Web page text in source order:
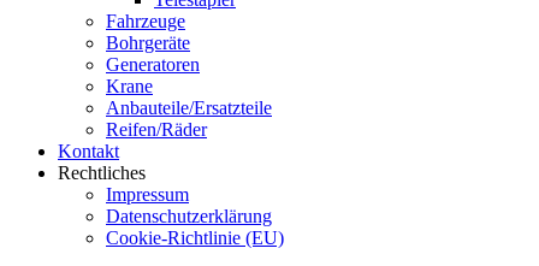
Fahrzeuge
Bohrgeräte
Generatoren
Krane
Anbauteile/Ersatzteile
Reifen/Räder
Kontakt
Rechtliches
Impressum
Datenschutzerklärung
Cookie-Richtlinie (EU)